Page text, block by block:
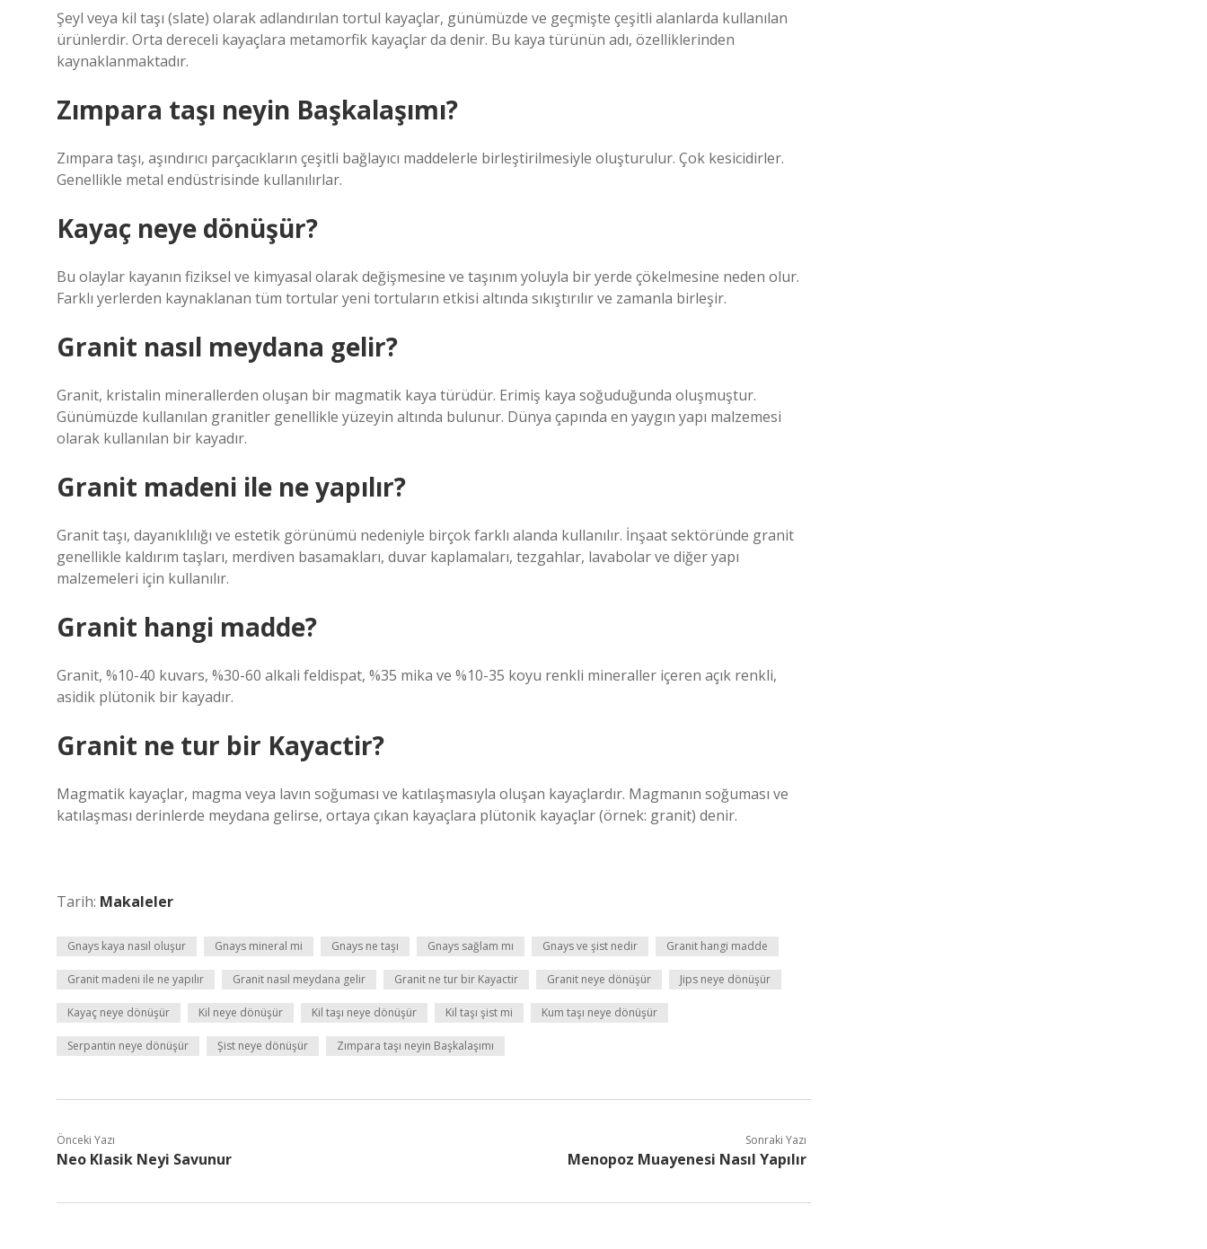
Şeyl veya kil taşı (slate) olarak adlandırılan tortul kayaçlar, günümüzde ve geçmişte çeşitli alanlarda kullanılan
ürünlerdir. Orta dereceli kayaçlara metamorfik kayaçlar da denir. Bu kaya türünün adı, özelliklerinden
kaynaklanmaktadır.
Zımpara taşı neyin Başkalaşımı?
Zımpara taşı, aşındırıcı parçacıkların çeşitli bağlayıcı maddelerle birleştirilmesiyle oluşturulur. Çok kesicidirler.
Genellikle metal endüstrisinde kullanılırlar.
Kayaç neye dönüşür?
Bu olaylar kayanın fiziksel ve kimyasal olarak değişmesine ve taşınım yoluyla bir yerde çökelmesine neden olur.
Farklı yerlerden kaynaklanan tüm tortular yeni tortuların etkisi altında sıkıştırılır ve zamanla birleşir.
Granit nasıl meydana gelir?
Granit, kristalin minerallerden oluşan bir magmatik kaya türüdür. Erimiş kaya soğuduğunda oluşmuştur.
Günümüzde kullanılan granitler genellikle yüzeyin altında bulunur. Dünya çapında en yaygın yapı malzemesi
olarak kullanılan bir kayadır.
Granit madeni ile ne yapılır?
Granit taşı, dayanıklılığı ve estetik görünümü nedeniyle birçok farklı alanda kullanılır. İnşaat sektöründe granit
genellikle kaldırım taşları, merdiven basamakları, duvar kaplamaları, tezgahlar, lavabolar ve diğer yapı
malzemeleri için kullanılır.
Granit hangi madde?
Granit, %10-40 kuvars, %30-60 alkali feldispat, %35 mika ve %10-35 koyu renkli mineraller içeren açık renkli,
asidik plütonik bir kayadır.
Granit ne tur bir Kayactir?
Magmatik kayaçlar, magma veya lavın soğuması ve katılaşmasıyla oluşan kayaçlardır. Magmanın soğuması ve
katılaşması derinlerde meydana gelirse, ortaya çıkan kayaçlara plütonik kayaçlar (örnek: granit) denir.
Tarih: Makaleler
Gnays kaya nasıl oluşur Gnays mineral mi Gnays ne taşı Gnays sağlam mı Gnays ve şist nedir Granit hangi madde
Granit madeni ile ne yapılır Granit nasıl meydana gelir Granit ne tur bir Kayactir Granit neye dönüşür Jips neye dönüşür
Kayaç neye dönüşür Kil neye dönüşür Kil taşı neye dönüşür Kil taşı şist mi Kum taşı neye dönüşür
Serpantin neye dönüşür Şist neye dönüşür Zımpara taşı neyin Başkalaşımı
Önceki Yazı
Neo Klasik Neyi Savunur
Sonraki Yazı
Menopoz Muayenesi Nasıl Yapılır